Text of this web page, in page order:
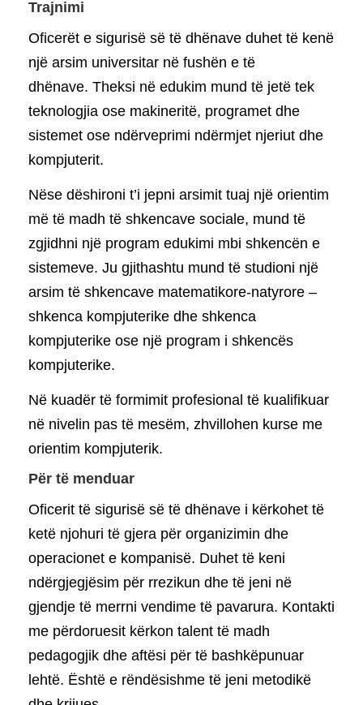
Trajnimi
Oficerët e sigurisë së të dhënave duhet të kenë
një arsim universitar në fushën e të
dhënave. Theksi në edukim mund të jetë tek
teknologjia ose makineritë, programet dhe
sistemet ose ndërveprimi ndërmjet njeriut dhe
kompjuterit.
Nëse dëshironi t’i jepni arsimit tuaj një orientim
më të madh të shkencave sociale, mund të
zgjidhni një program edukimi mbi shkencën e
sistemeve. Ju gjithashtu mund të studioni një
arsim të shkencave matematikore-natyrore –
shkenca kompjuterike dhe shkenca
kompjuterike ose një program i shkencës
kompjuterike.
Në kuadër të formimit profesional të kualifikuar
në nivelin pas të mesëm, zhvillohen kurse me
orientim kompjuterik.
Për të menduar
Oficerit të sigurisë së të dhënave i kërkohet të
ketë njohuri të gjera për organizimin dhe
operacionet e kompanisë. Duhet të keni
ndërgjegjësim për rrezikun dhe të jeni në
gjendje të merrni vendime të pavarura. Kontakti
me përdoruesit kërkon talent të madh
pedagogjik dhe aftësi për të bashkëpunuar
lehtë. Është e rëndësishme të jeni metodikë